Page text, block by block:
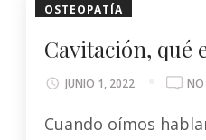
OSTEOPATÍA
Cavitación, qué
JUNIO 1, 2022 NO
Cuando oímos